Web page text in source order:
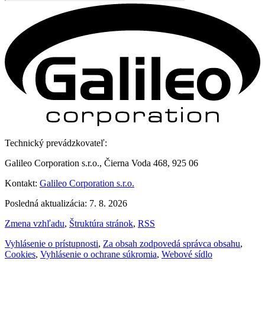
Technický prevádzkovateľ:
Galileo Corporation s.r.o., Čierna Voda 468, 925 06
Kontakt: Galileo Corporation s.r.o.
Posledná aktualizácia: 7. 8. 2026
Zmena vzhľadu, Štruktúra stránok, RSS
Vyhlásenie o prístupnosti, Za obsah zodpovedá správca obsahu,
Cookies, Vyhlásenie o ochrane súkromia, Webové sídlo